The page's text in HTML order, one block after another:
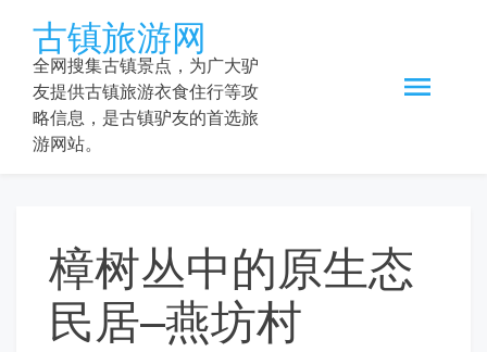
content
古镇旅游网
全网搜集古镇景点，为广大驴
友提供古镇旅游衣食住行等攻
略信息，是古镇驴友的首选旅
游网站。
樟树丛中的原生态
民居–燕坊村